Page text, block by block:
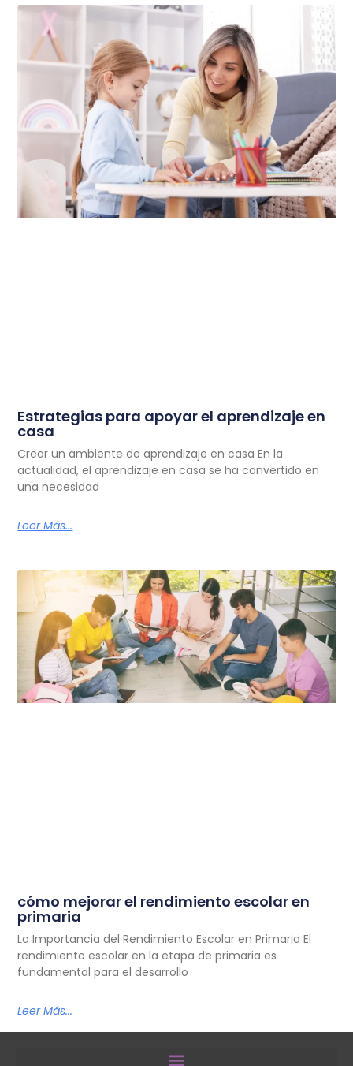
Estrategias para apoyar el aprendizaje en
casa
Crear un ambiente de aprendizaje en casa En la
actualidad, el aprendizaje en casa se ha convertido en
una necesidad
Leer Más...
cómo mejorar el rendimiento escolar en
primaria
La Importancia del Rendimiento Escolar en Primaria El
rendimiento escolar en la etapa de primaria es
fundamental para el desarrollo
Leer Más...